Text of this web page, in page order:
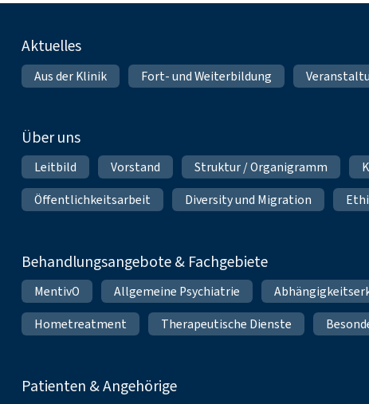
Fußnavigation
Aktuelles
Aus der Klinik Fort- und Weiterbildung
Über uns
Leitbild Vorstand Struktur / Organigramm
Öffentlichkeitsarbeit
Diversity und Migration
Behandlungsangebote & Fachgebiete
MentivO Allgemeine Psychiatrie
Hometreatment
Therapeutische Dienste
Patienten & Angehörige